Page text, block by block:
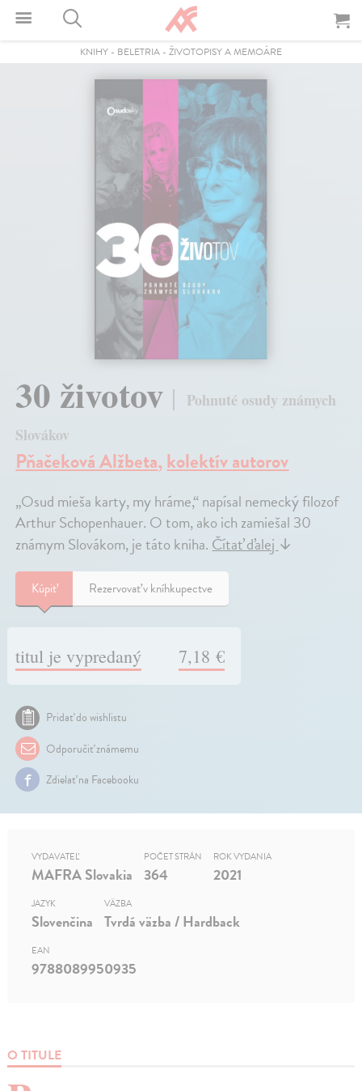
KNIHY - BELETRIA - ŽIVOTOPISY A MEMOÁRE
30 životov
Pohnuté osudy známych
Slovákov
Pňačeková Alžbeta,kolektív autorov
„Osud mieša karty, my hráme,“ napísal nemecký filozof
Arthur Schopenhauer. O tom, ako ich zamiešal 30
známym Slovákom, je táto kniha.Čítať ďalej↓
Kúpiť Rezervovať v kníhkupectve
titul je vypredaný 7,18 €
Pridať do wishlistu
Odporučiť známemu
Zdielať na Facebooku
O TITULE
VYDAVATEĽ
MAFRA Slovakia
POČET STRÁN
364
ROK VYDANIA
2021
JAZYK
Slovenčina
VÄZBA
Tvrdá väzba / Hardback
EAN
9788089950935